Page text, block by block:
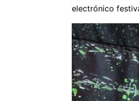
electrónico